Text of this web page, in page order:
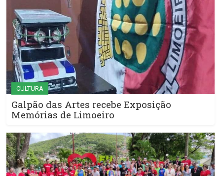
CULTURA
Galpão das Artes recebe Exposição
Memórias de Limoeiro